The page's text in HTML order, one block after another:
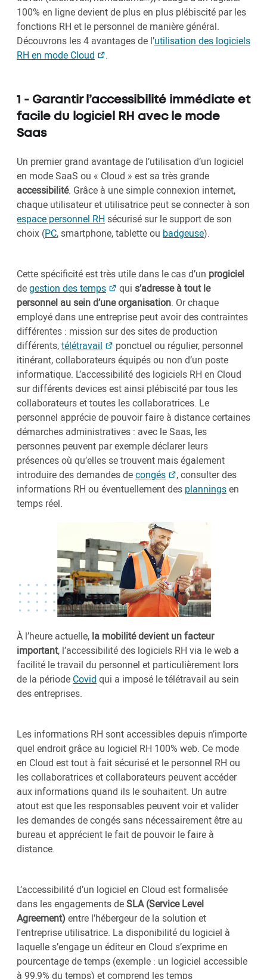
100% en ligne devient de plus en plus plébiscité par les
fonctions RH et le personnel de manière général.
Découvrons les 4 avantages de l’utilisation des logiciels
RH en mode Cloud
.
1 - Garantir l’accessibilité immédiate et
facile du logiciel RH avec le mode
Saas
Un premier grand avantage de l’utilisation d’un logiciel
en mode SaaS ou « Cloud » est sa très grande
accessibilité. Grâce à une simple connexion internet,
chaque utilisateur et utilisatrice peut se connecter à son
espace personnel RH sécurisé sur le support de son
choix (PC, smartphone, tablette ou badgeuse).
Cette spécificité est très utile dans le cas d’un progiciel
degestion des temps qui s’adresse à tout le
personnel au sein d’une organisation. Or chaque
employé dans une entreprise peut avoir des contraintes
différentes : mission sur des sites de production
différents,télétravail
ponctuel ou régulier, personnel
itinérant, collaborateurs équipés ou non d’un poste
informatique. L’accessibilité des logiciels RH en Cloud
sur différents devices est ainsi plébiscité par tous les
collaborateurs et toutes les collaboratrices. Le
personnel apprécie de pouvoir faire à distance certaines
démarches administratives : avec le Saas, les
personnes peuvent par exemple déclarer leurs
présences où qu’elles se trouvent mais également
introduire des demandes decongés
, consulter des
informations RH ou éventuellement des planningsen
temps réel.
À l’heure actuelle, la mobilité devient un facteur
important, l’accessibilité des logiciels RH via le web a
facilité le travail du personnel et particulièrement lors
de la période Covid qui a imposé le télétravail au sein
des entreprises.
Les informations RH sont accessibles depuis n’importe
quel endroit grâce au logiciel RH 100% web. Ce mode
en Cloud est tout à fait sécurisé et le personnel RH ou
les collaboratrices et collaborateurs peuvent accéder
aux informations quand ils le souhaitent. Un autre
atout est que les responsables peuvent voir et valider
les demandes de congés sans nécessairement être au
bureau et apprécient le fait de pouvoir le faire à
distance.
L’accessibilité d’un logiciel en Cloud est formalisée
dans les engagements deSLA (Service Level
Agreement) entre l’hébergeur de la solution et
l'entreprise utilisatrice. La disponibilité du logiciel à
laquelle s’engage un éditeur en Cloud s’exprime en
pourcentage de temps (exemple : un logiciel accessible
à 99,9% du temps) et comprend les temps